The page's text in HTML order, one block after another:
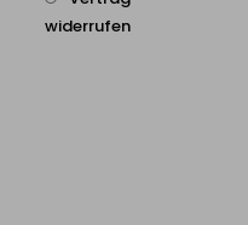
widerrufen